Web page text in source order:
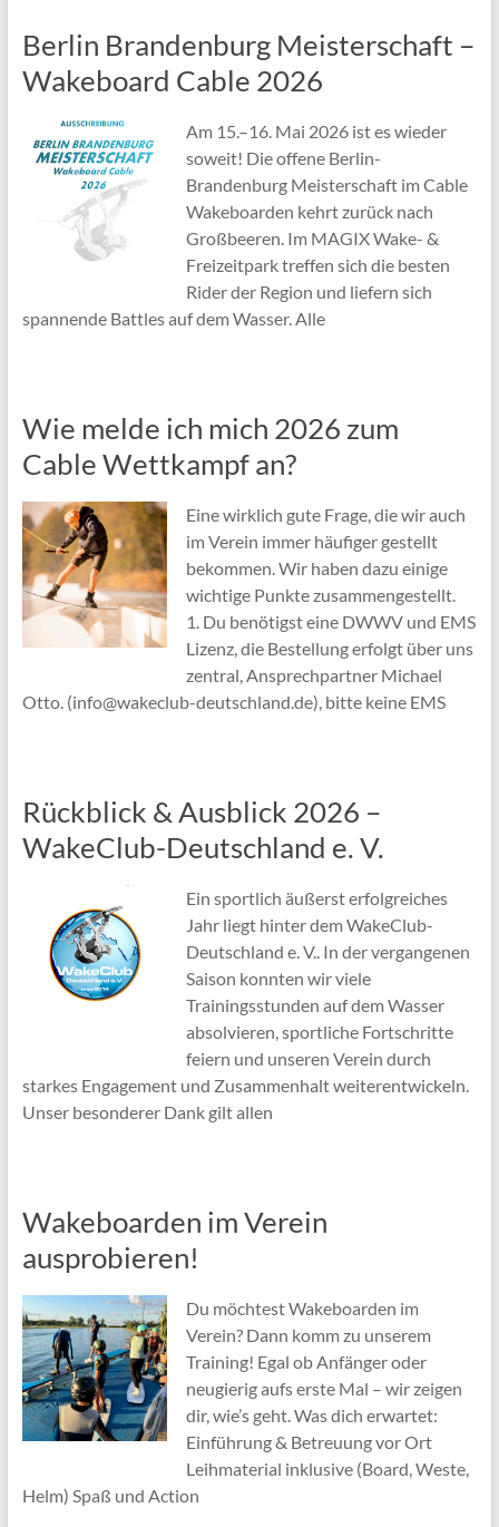
Berlin Brandenburg Meisterschaft –
Wakeboard Cable 2026
Am 15.–16. Mai 2026 ist es wieder
soweit! Die offene Berlin-
Brandenburg Meisterschaft im Cable
Wakeboarden kehrt zurück nach
Großbeeren. Im MAGIX Wake- &
Freizeitpark treffen sich die besten
Rider der Region und liefern sich
spannende Battles auf dem Wasser. Alle
Wie melde ich mich 2026 zum
Cable Wettkampf an?
Eine wirklich gute Frage, die wir auch
im Verein immer häufiger gestellt
bekommen. Wir haben dazu einige
wichtige Punkte zusammengestellt.
1. Du benötigst eine DWWV und EMS
Lizenz, die Bestellung erfolgt über uns
zentral, Ansprechpartner Michael
Otto. (info@wakeclub-deutschland.de), bitte keine EMS
Rückblick & Ausblick 2026 –
WakeClub-Deutschland e. V.
Ein sportlich äußerst erfolgreiches
Jahr liegt hinter dem WakeClub-
Deutschland e. V.. In der vergangenen
Saison konnten wir viele
Trainingsstunden auf dem Wasser
absolvieren, sportliche Fortschritte
feiern und unseren Verein durch
starkes Engagement und Zusammenhalt weiterentwickeln.
Unser besonderer Dank gilt allen
Wakeboarden im Verein
ausprobieren!
Du möchtest Wakeboarden im
Verein? Dann komm zu unserem
Training! Egal ob Anfänger oder
neugierig aufs erste Mal – wir zeigen
dir, wie’s geht. Was dich erwartet:
Einführung & Betreuung vor Ort
Leihmaterial inklusive (Board, Weste,
Helm) Spaß und Action